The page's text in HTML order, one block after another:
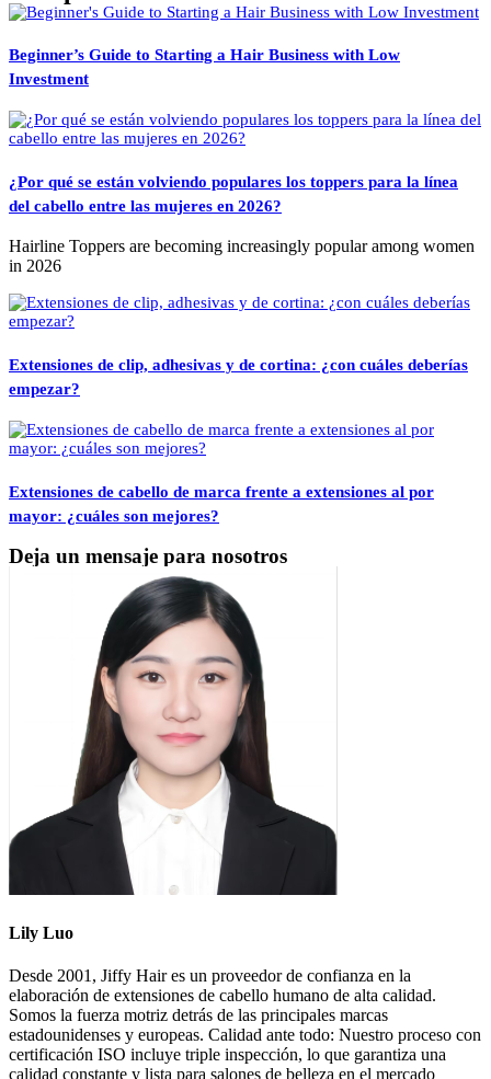
Beginner’s Guide to Starting a Hair Business with Low
Investment
¿Por qué se están volviendo populares los toppers para la línea
del cabello entre las mujeres en 2026?
Hairline Toppers are becoming increasingly popular among women
in 2026
Extensiones de clip, adhesivas y de cortina: ¿con cuáles deberías
empezar?
Extensiones de cabello de marca frente a extensiones al por
mayor: ¿cuáles son mejores?
Deja un mensaje para nosotros
Lily Luo
Desde 2001, Jiffy Hair es un proveedor de confianza en la
elaboración de extensiones de cabello humano de alta calidad.
Somos la fuerza motriz detrás de las principales marcas
estadounidenses y europeas. Calidad ante todo: Nuestro proceso con
certificación ISO incluye triple inspección, lo que garantiza una
calidad constante y lista para salones de belleza en el mercado